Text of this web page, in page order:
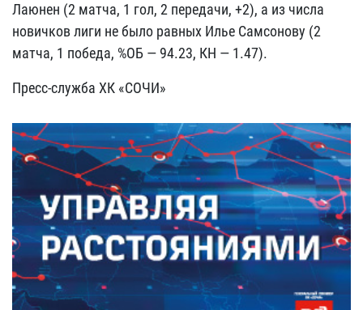
Лаюнен (2 матча, 1 гол, 2 передачи, +2), а из числа
новичков лиги не было равных Илье Самсонову (2
матча, 1 победа, %ОБ — 94.23, КН — 1.47).
Пресс-служба ХК «СОЧИ»